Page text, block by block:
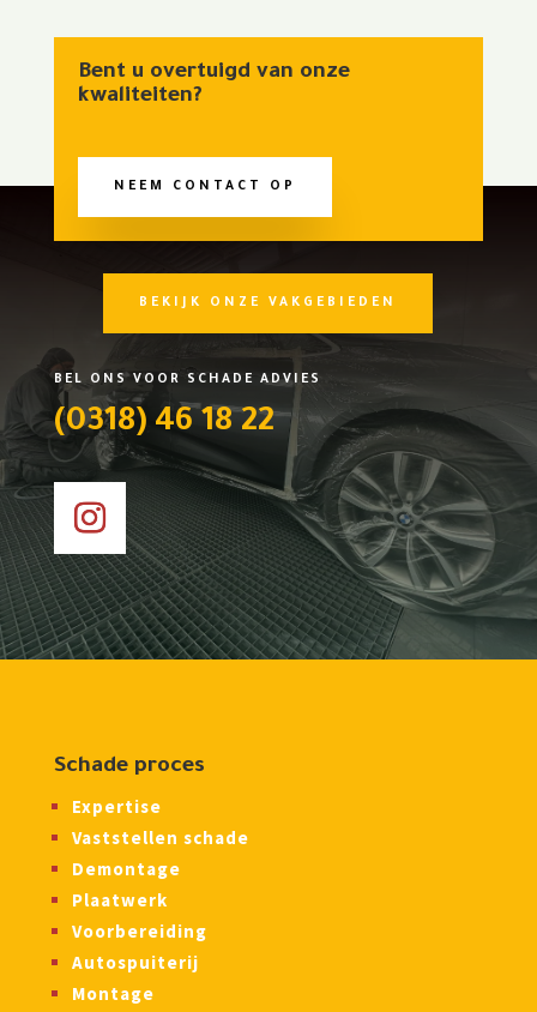
Bent u overtuigd van onze
kwaliteiten?
NEEM CONTACT OP
BEKIJK ONZE VAKGEBIEDEN
BEL ONS VOOR SCHADE ADVIES
(0318) 46 18 22
Schade proces
Expertise
Vaststellen schade
Demontage
Plaatwerk
Voorbereiding
Autospuiterij
Montage